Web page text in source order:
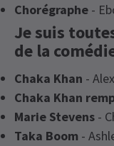
Chorégraphe -
Je suis
de la
Chaka Khan -
Chaka Khan
Marie Stevens -
Taka Boom -